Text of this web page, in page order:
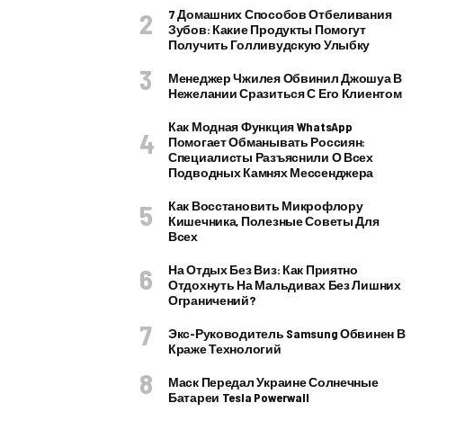
7 Домашних Способов Отбеливания
Зубов: Какие Продукты Помогут
Получить Голливудскую Улыбку
Менеджер Чжилея Обвинил Джошуа В
Нежелании Сразиться С Его Клиентом
Как Модная Функция WhatsApp
Помогает Обманывать Россиян:
Специалисты Разъяснили О Всех
Подводных Камнях Мессенджера
Как Восстановить Микрофлору
Кишечника, Полезные Советы Для
Всех
На Отдых Без Виз: Как Приятно
Отдохнуть На Мальдивах Без Лишних
Ограничений?
Экс-Руководитель Samsung Обвинен В
Краже Технологий
Маск Передал Украине Солнечные
Батареи Tesla Powerwall